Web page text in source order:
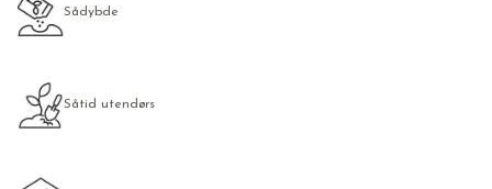
Sådybde
Såtid utendørs